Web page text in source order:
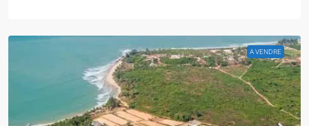
A VENDRE